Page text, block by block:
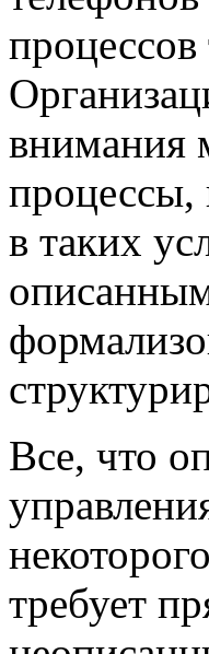
процессов
внимания
процессы,
в таких
Все, что
требует